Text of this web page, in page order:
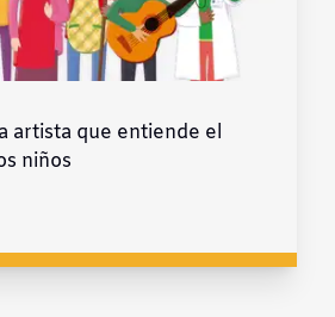
artista que entiende el
niños